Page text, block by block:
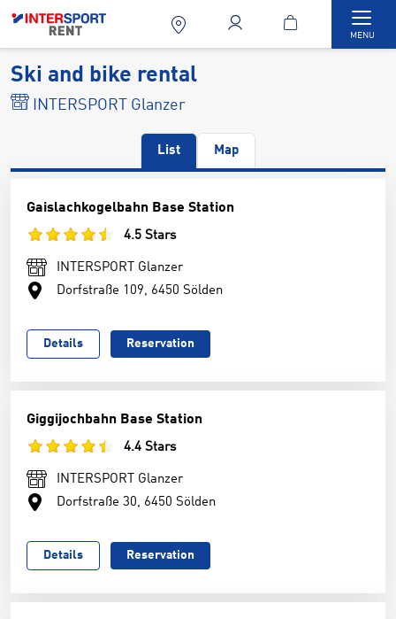
MENU
Ski and bike rental
INTERSPORT Glanzer
List Map
Gaislachkogelbahn Base Station
4.5 Stars
INTERSPORT Glanzer
Dorfstraße 109, 6450 Sölden
Details Reservation
Giggijochbahn Base Station
4.4 Stars
INTERSPORT Glanzer
Dorfstraße 30, 6450 Sölden
Details Reservation